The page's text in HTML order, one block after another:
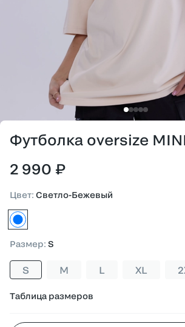
Футболка oversize
2 990 ₽
Цвет: Светло-Бежевый
светло-бежевый
Размер: S
S M L XL
Таблица размеров